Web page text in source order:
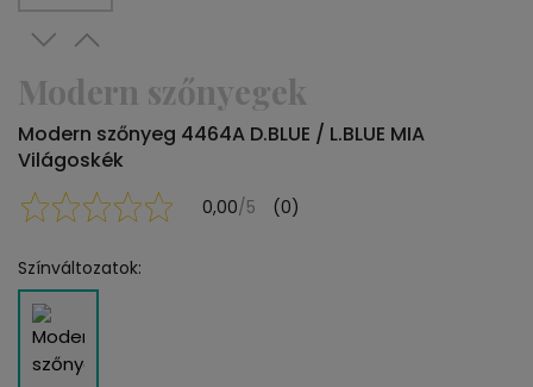
Modern szőnyegek
Modern szőnyeg 4464A D.BLUE / L.BLUE MIA
Világoskék
0,00/5 (0)
Színváltozatok: